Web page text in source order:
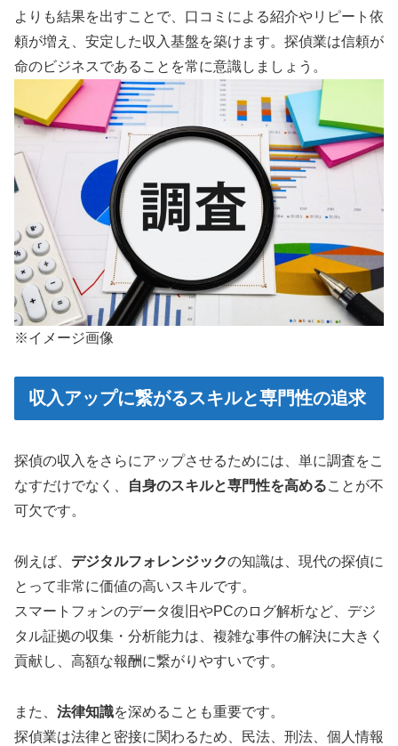
よりも結果を出すことで、口コミによる紹介やリピート依
頼が増え、安定した収入基盤を築けます。探偵業は信頼が
命のビジネスであることを常に意識しましょう。
※イメージ画像
収入アップに繋がるスキルと専門性の追求
探偵の収入をさらにアップさせるためには、単に調査をこ
なすだけでなく、
自身のスキルと専門性を高めることが不
可欠です。
例えば、 デジタルフォレンジックの知識は、現代の探偵に
とって非常に価値の高いスキルです。
スマートフォンのデータ復旧やPCのログ解析など、デジ
タル証拠の収集・分析能力は、複雑な事件の解決に大きく
貢献し、高額な報酬に繋がりやすいです。
また、 法律知識を深めることも重要です。
探偵業は法律と密接に関わるため、民法、刑法、個人情報